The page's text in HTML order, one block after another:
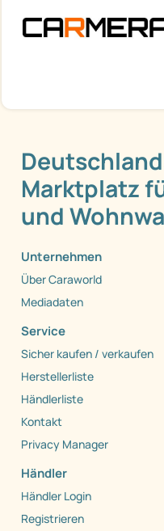
Marktplatz
und
Unternehmen
Über Caraworld
Mediadaten
Service
Sicher kaufen / verkaufen
Herstellerliste
Händlerliste
Kontakt
Privacy Manager
Händler
Händler Login
Registrieren